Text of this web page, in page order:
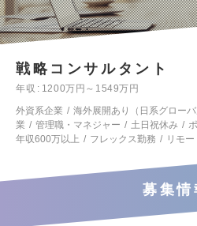
戦略コンサルタント
年収
1200万円～1549万円
外資系企業
海外展開あり（日系グローバ
業
管理職・マネジャー 土日祝休み
年収600万以上
フレックス勤務 リモ
募集情